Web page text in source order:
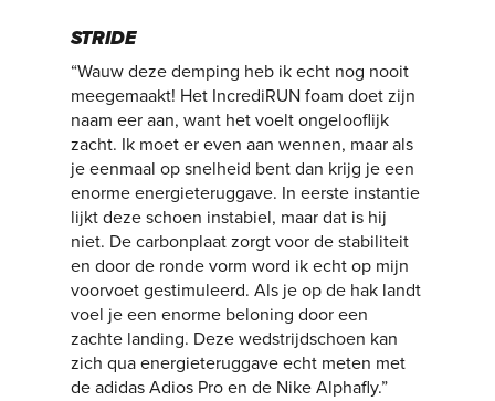
STRIDE
“Wauw deze demping heb ik echt nog nooit
meegemaakt! Het IncrediRUN foam doet zijn
naam eer aan, want het voelt ongelooflijk
zacht. Ik moet er even aan wennen, maar als
je eenmaal op snelheid bent dan krijg je een
enorme energieteruggave. In eerste instantie
lijkt deze schoen instabiel, maar dat is hij
niet. De carbonplaat zorgt voor de stabiliteit
en door de ronde vorm word ik echt op mijn
voorvoet gestimuleerd. Als je op de hak landt
voel je een enorme beloning door een
zachte landing. Deze wedstrijdschoen kan
zich qua energieteruggave echt meten met
de adidas Adios Pro en de Nike Alphafly.”